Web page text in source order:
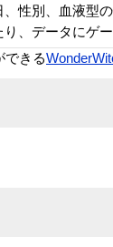
、性別、血液型
り、データにゲ
できる